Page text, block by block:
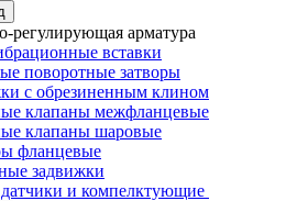
регулирующая арматура
вставки
поворотные затворы
с обрезиненным клином
клапаны межфланцевые
клапаны шаровые
фланцевые
задвижки
и компелктующие